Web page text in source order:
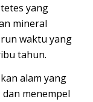
yang
mineral
waktu yang
tahun.
alam yang
menempel